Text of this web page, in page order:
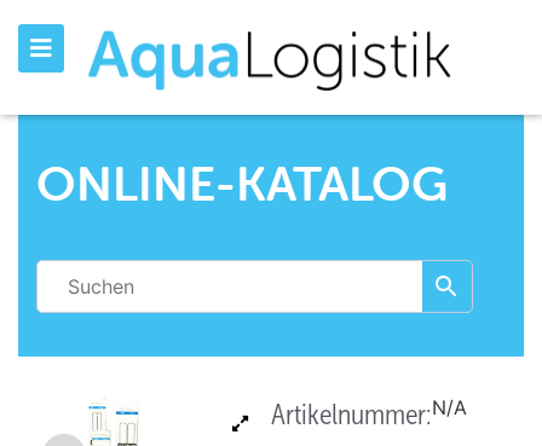
ONLINE-KATALOG
Artikelnummer:N/A